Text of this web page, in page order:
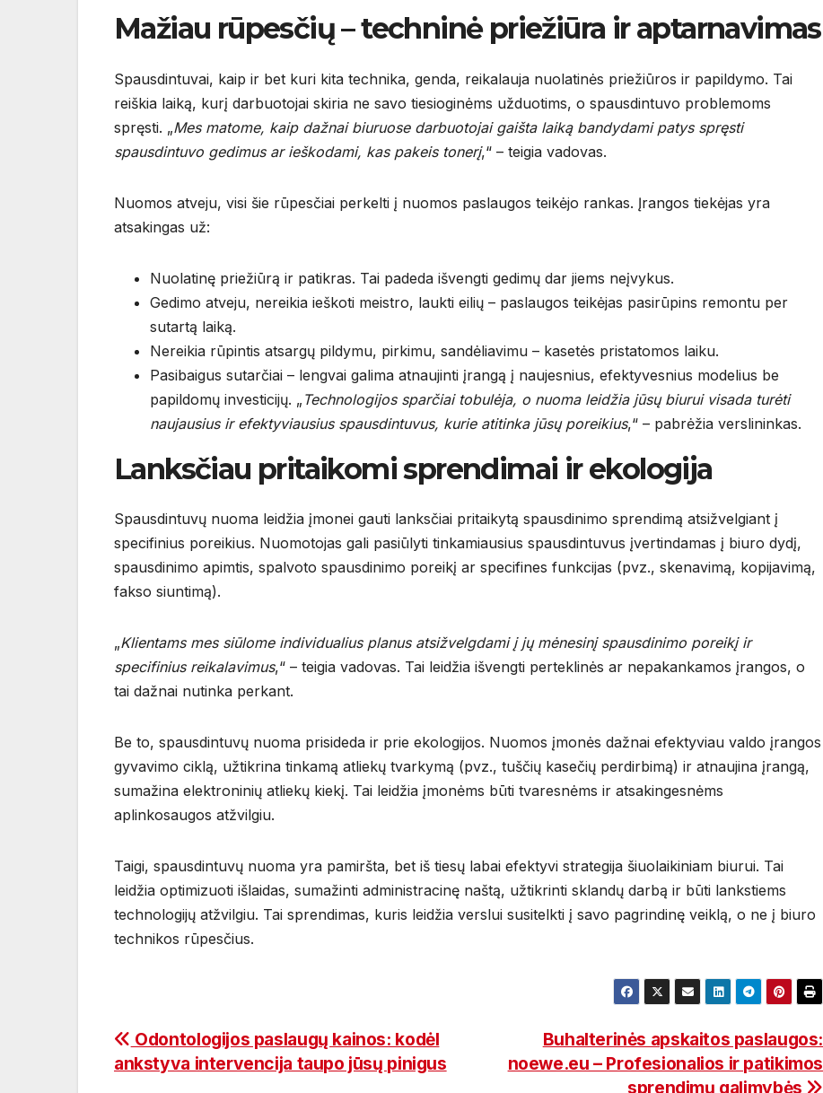
Mažiau rūpesčių – techninė priežiūra ir aptarnavimas
Spausdintuvai, kaip ir bet kuri kita technika, genda, reikalauja nuolatinės priežiūros ir papildymo. Tai
reiškia laiką, kurį darbuotojai skiria ne savo tiesioginėms užduotims, o spausdintuvo problemoms
spręsti. „Mes matome, kaip dažnai biuruose darbuotojai gaišta laiką bandydami patys spręsti
spausdintuvo gedimus ar ieškodami, kas pakeis tonerį,“ – teigia vadovas.
Nuomos atveju, visi šie rūpesčiai perkelti į nuomos paslaugos teikėjo rankas. Įrangos tiekėjas yra
atsakingas už:
Nuolatinę priežiūrą ir patikras. Tai padeda išvengti gedimų dar jiems neįvykus.
Gedimo atveju, nereikia ieškoti meistro, laukti eilių – paslaugos teikėjas pasirūpins remontu per
sutartą laiką.
Nereikia rūpintis atsargų pildymu, pirkimu, sandėliavimu – kasetės pristatomos laiku.
Pasibaigus sutarčiai – lengvai galima atnaujinti įrangą į naujesnius, efektyvesnius modelius be
papildomų investicijų. „ Technologijos sparčiai tobulėja, o nuoma leidžia jūsų biurui visada turėti
naujausius ir efektyviausius spausdintuvus, kurie atitinka jūsų poreikius,“ – pabrėžia verslininkas.
Lanksčiau pritaikomi sprendimai ir ekologija
Spausdintuvų nuoma leidžia įmonei gauti lanksčiai pritaikytą spausdinimo sprendimą atsižvelgiant į
specifinius poreikius. Nuomotojas gali pasiūlyti tinkamiausius spausdintuvus įvertindamas į biuro dydį,
spausdinimo apimtis, spalvoto spausdinimo poreikį ar specifines funkcijas (pvz., skenavimą, kopijavimą,
fakso siuntimą).
„Klientams mes siūlome individualius planus atsižvelgdami į jų mėnesinį spausdinimo poreikį ir
specifinius reikalavimus,“ – teigia vadovas. Tai leidžia išvengti perteklinės ar nepakankamos įrangos, o
tai dažnai nutinka perkant.
Be to, spausdintuvų nuoma prisideda ir prie ekologijos. Nuomos įmonės dažnai efektyviau valdo įrangos
gyvavimo ciklą, užtikrina tinkamą atliekų tvarkymą (pvz., tuščių kasečių perdirbimą) ir atnaujina įrangą,
sumažina elektroninių atliekų kiekį. Tai leidžia įmonėms būti tvaresnėms ir atsakingesnėms
aplinkosaugos atžvilgiu.
Taigi, spausdintuvų nuoma yra pamiršta, bet iš tiesų labai efektyvi strategija šiuolaikiniam biurui. Tai
leidžia optimizuoti išlaidas, sumažinti administracinę naštą, užtikrinti sklandų darbą ir būti lankstiems
technologijų atžvilgiu. Tai sprendimas, kuris leidžia verslui susitelkti į savo pagrindinę veiklą, o ne į biuro
technikos rūpesčius.
Navigacija
tarp
Buhalterinės apskaitos paslaugos:
noewe.eu – Profesionalios ir patikimos
sprendimų galimybės
Odontologijos paslaugų kainos: kodėl
ankstyva intervencija taupo jūsų pinigus